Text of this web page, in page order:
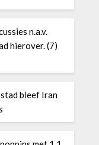
n.a.v.
hierover. (7)
bleef Iran